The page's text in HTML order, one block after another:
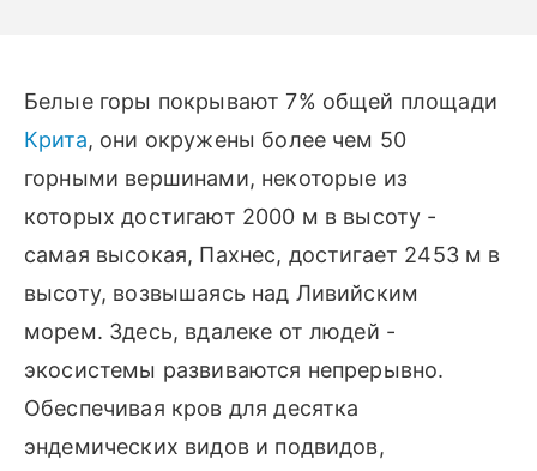
Белые горы покрывают 7% общей площади
Крита, они окружены более чем 50
горными вершинами, некоторые из
которых достигают 2000 м в высоту -
самая высокая, Пахнес, достигает 2453 м в
высоту, возвышаясь над Ливийским
морем. Здесь, вдалеке от людей -
экосистемы развиваются непрерывно.
Обеспечивая кров для десятка
эндемических видов и подвидов,